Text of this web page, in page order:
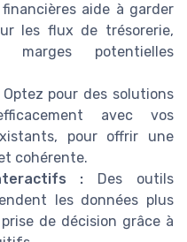
aide à garder
les flux de trésorerie,
potentielles
pour des solutions
avec vos
pour offrir une
cohérente.
: Des outils
les données plus
de décision grâce à